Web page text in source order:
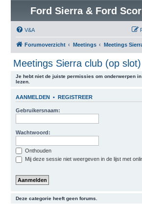
Ford Sierra & Ford
V&A
Forumoverzicht Meetings Meetings
Meetings Sierra club (op slot)
Je hebt niet de juiste permissies om onderwerpen
lezen.
AANMELDEN • REGISTREER
Gebruikersnaam:
Wachtwoord:
Onthouden
Mij deze sessie niet weergeven in de lijst met
Deze categorie heeft geen forums.